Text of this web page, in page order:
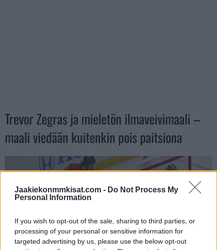
Jaakiekonmmkisat.com - Do Not Process My
Personal Information
If you wish to opt-out of the sale, sharing to third parties, or
processing of your personal or sensitive information for
targeted advertising by us, please use the below opt-out
Trevor Zegras ja mieletön ilmaveivimaali –
maali viedään kuitenkin pois paitsiona